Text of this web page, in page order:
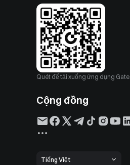
Quét để tải xuống ứng dụng Gate
Cộng đồng
Tiếng Việt